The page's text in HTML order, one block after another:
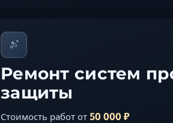
Ремонт систем
защиты
Стоимость работ от 50 000 ₽